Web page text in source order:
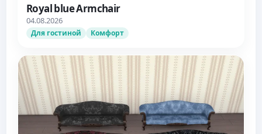
Royal blue Armchair
04.08.2026
Для гостиной Комфорт